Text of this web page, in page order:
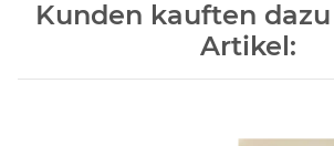
Kunden kauften
Artikel: